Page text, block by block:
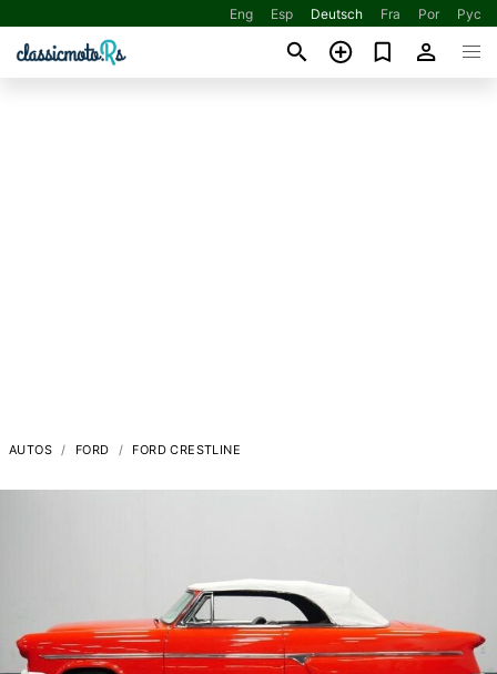
Eng Esp Deutsch Fra Por Рус
AUTOS FORD FORD CRESTLINE